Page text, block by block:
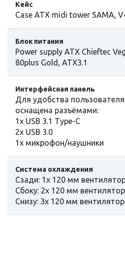
Кейс
Case ATX midi tower SAMA,
Блок питания
Power supply ATX Chieftec
80plus Gold, ATX3.1
Интерфейсная панель
Для удобства
оснащена разъёмами:
1х USB 3.1 Type-C
2х USB 3.0
1x микрофон/наушники
Система охлаждения
Сзади: 1x 120 мм
Сбоку: 2x 120 мм
Снизу: 3х 120 мм